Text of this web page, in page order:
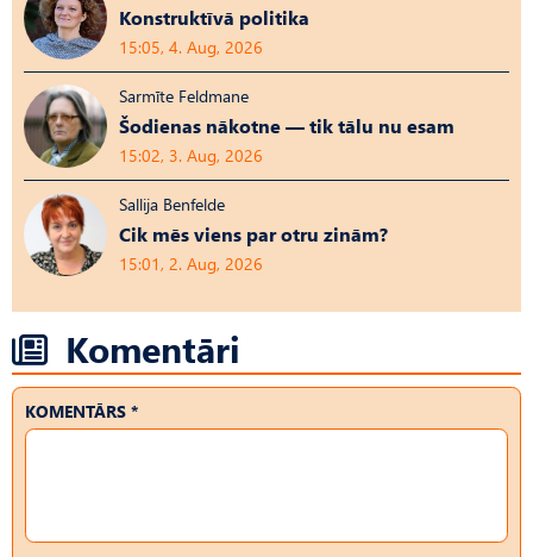
Konstruktīvā politika
15:05, 4. Aug, 2026
Sarmīte Feldmane
Šodienas nākotne — tik tālu nu esam
15:02, 3. Aug, 2026
Sallija Benfelde
Cik mēs viens par otru zinām?
15:01, 2. Aug, 2026
Komentāri
KOMENTĀRS *